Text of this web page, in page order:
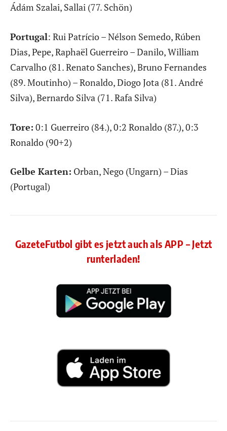
Ádám Szalai, Sallai (77. Schön)
Portugal: Rui Patrício – Nélson Semedo, Rúben
Dias, Pepe, Raphaël Guerreiro – Danilo, William
Carvalho (81. Renato Sanches), Bruno Fernandes
(89. Moutinho) – Ronaldo, Diogo Jota (81. André
Silva), Bernardo Silva (71. Rafa Silva)
Tore: 0:1 Guerreiro (84.), 0:2 Ronaldo (87.), 0:3
Ronaldo (90+2)
Gelbe Karten: Orban, Nego (Ungarn) – Dias
(Portugal)
GazeteFutbol gibt es jetzt auch als APP – Jetzt
runterladen!